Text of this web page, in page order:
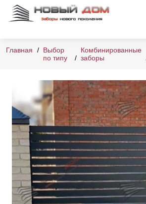
Главная
Выбор
по типу
Комбинированные
заборы